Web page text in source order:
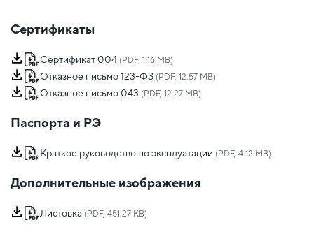
Сертификаты
Сертификат 004 (PDF, 1.16 MB)
Отказное письмо 123-ФЗ (PDF, 12.57 MB)
Отказное письмо 043 (PDF, 12.27 MB)
Паспорта и РЭ
Краткое руководство по эксплуатации (PDF, 4.12 MB)
Дополнительные изображения
Листовка (PDF, 451.27 KB)